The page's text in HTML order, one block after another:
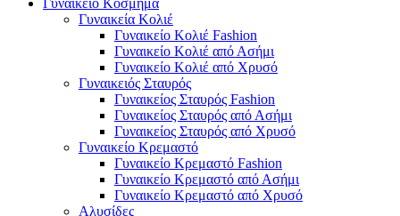
Γυναικεία Κολιέ
Γυναικείο Κολιέ Fashion
Γυναικείο Κολιέ από Ασήμι
Γυναικείο Κολιέ από Χρυσό
Γυναικειός Σταυρός
Γυναικείος Σταυρός Fashion
Γυναικείος Σταυρός από Ασήμι
Γυναικείος Σταυρός από Χρυσό
Γυναικείο Κρεμαστό
Γυναικείο Κρεμαστό Fashion
Γυναικείο Κρεμαστό από Ασήμι
Γυναικείο Κρεμαστό από Χρυσό
Αλυσίδες